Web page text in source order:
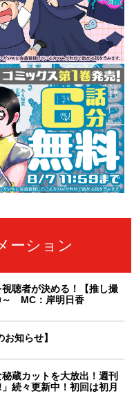
ーション
聴者が決める！【推し撮
～ MC：岸明日香
知らせ】
蔵カットを大放出！週刊
続々更新中！初回は初月